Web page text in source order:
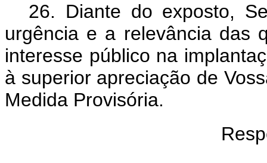
26. Diante do exposto,
urgência e a relevância das
interesse público na
à superior apreciação de
Medida Provisória.